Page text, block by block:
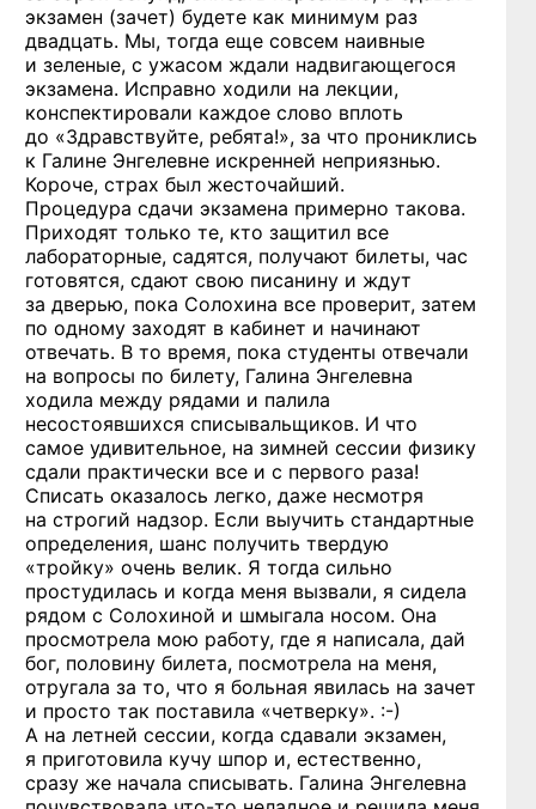
экзамен (зачет) будете как минимум раз
двадцать. Мы, тогда еще совсем наивные
и зеленые, с ужасом ждали надвигающегося
экзамена. Исправно ходили на лекции,
конспектировали каждое слово вплоть
до «Здравствуйте, ребята!», за что прониклись
к Галине Энгелевне искренней неприязнью.
Короче, страх был жесточайший.
Процедура сдачи экзамена примерно такова.
Приходят только те, кто защитил все
лабораторные, садятся, получают билеты, час
готовятся, сдают свою писанину и ждут
за дверью, пока Солохина все проверит, затем
по одному заходят в кабинет и начинают
отвечать. В то время, пока студенты отвечали
на вопросы по билету, Галина Энгелевна
ходила между рядами и палила
несостоявшихся списывальщиков. И что
самое удивительное, на зимней сессии физику
сдали практически все и с первого раза!
Списать оказалось легко, даже несмотря
на строгий надзор. Если выучить стандартные
определения, шанс получить твердую
«тройку» очень велик. Я тогда сильно
простудилась и когда меня вызвали, я сидела
рядом с Солохиной и шмыгала носом. Она
просмотрела мою работу, где я написала, дай
бог, половину билета, посмотрела на меня,
отругала за то, что я больная явилась на зачет
и просто так поставила «четверку». :-)
А на летней сессии, когда сдавали экзамен,
я приготовила кучу шпор и, естественно,
сразу же начала списывать. Галина Энгелевна